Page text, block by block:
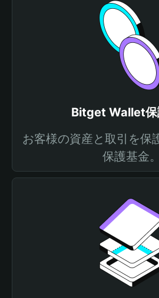
Bitget Wallet保
お客様の資産と取引を保
保護基金。